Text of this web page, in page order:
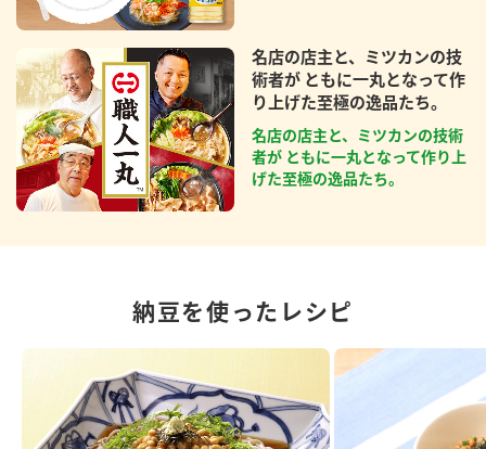
名店の店主と、ミツカンの技
術者が ともに一丸となって作
り上げた至極の逸品たち。
名店の店主と、ミツカンの技術
者が ともに一丸となって作り上
げた至極の逸品たち。
納豆を使ったレシピ